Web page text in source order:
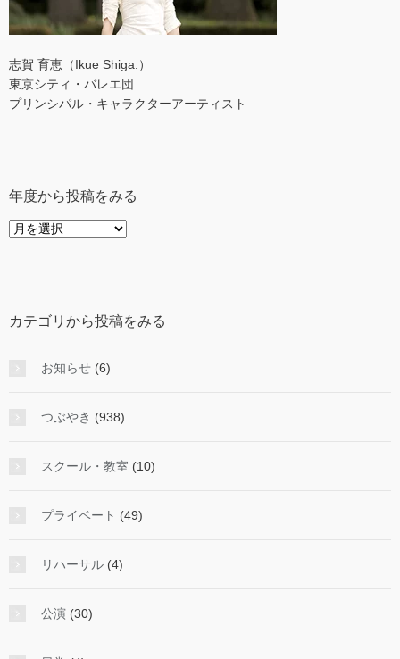
志賀 育恵（Ikue Shiga.）
東京シティ・バレエ団
プリンシパル・キャラクターアーティスト
年度から投稿をみる
年
稿
み
カテゴリから投稿をみる
お知らせ (6)
つぶやき (938)
スクール・教室 (10)
プライベート (49)
リハーサル (4)
公演 (30)